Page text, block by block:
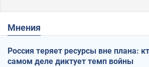
Мнения
Россия теряет ресурсы вне плана:
самом деле диктует темп войны